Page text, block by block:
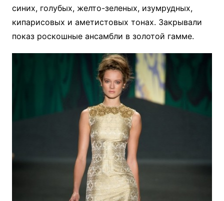
синих, голубых, желто-зеленых, изумрудных,
кипарисовых и аметистовых тонах. Закрывали
показ роскошные ансамбли в золотой гамме.